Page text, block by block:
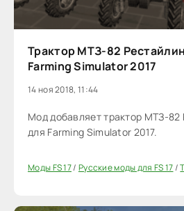
Трактор МТЗ-82
Farming Simulator 2017
14 ноя 2018, 11:44
Мод добавляет трактор МТЗ-82
для Farming Simulator 2017.
Моды FS 17/ Русские моды для FS 17/